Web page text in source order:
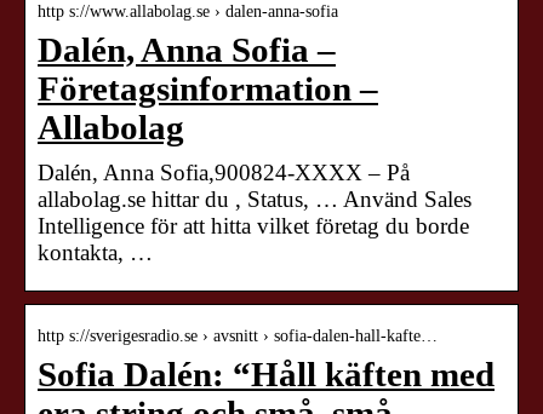
http s://www.allabolag.se › dalen-anna-sofia
Dalén, Anna Sofia –
Företagsinformation –
Allabolag
Dalén, Anna Sofia,900824-XXXX – På
allabolag.se hittar du , Status, … Använd Sales
Intelligence för att hitta vilket företag du borde
kontakta, …
http s://sverigesradio.se › avsnitt › sofia-dalen-hall-kafte…
Sofia Dalén: “Håll käften med